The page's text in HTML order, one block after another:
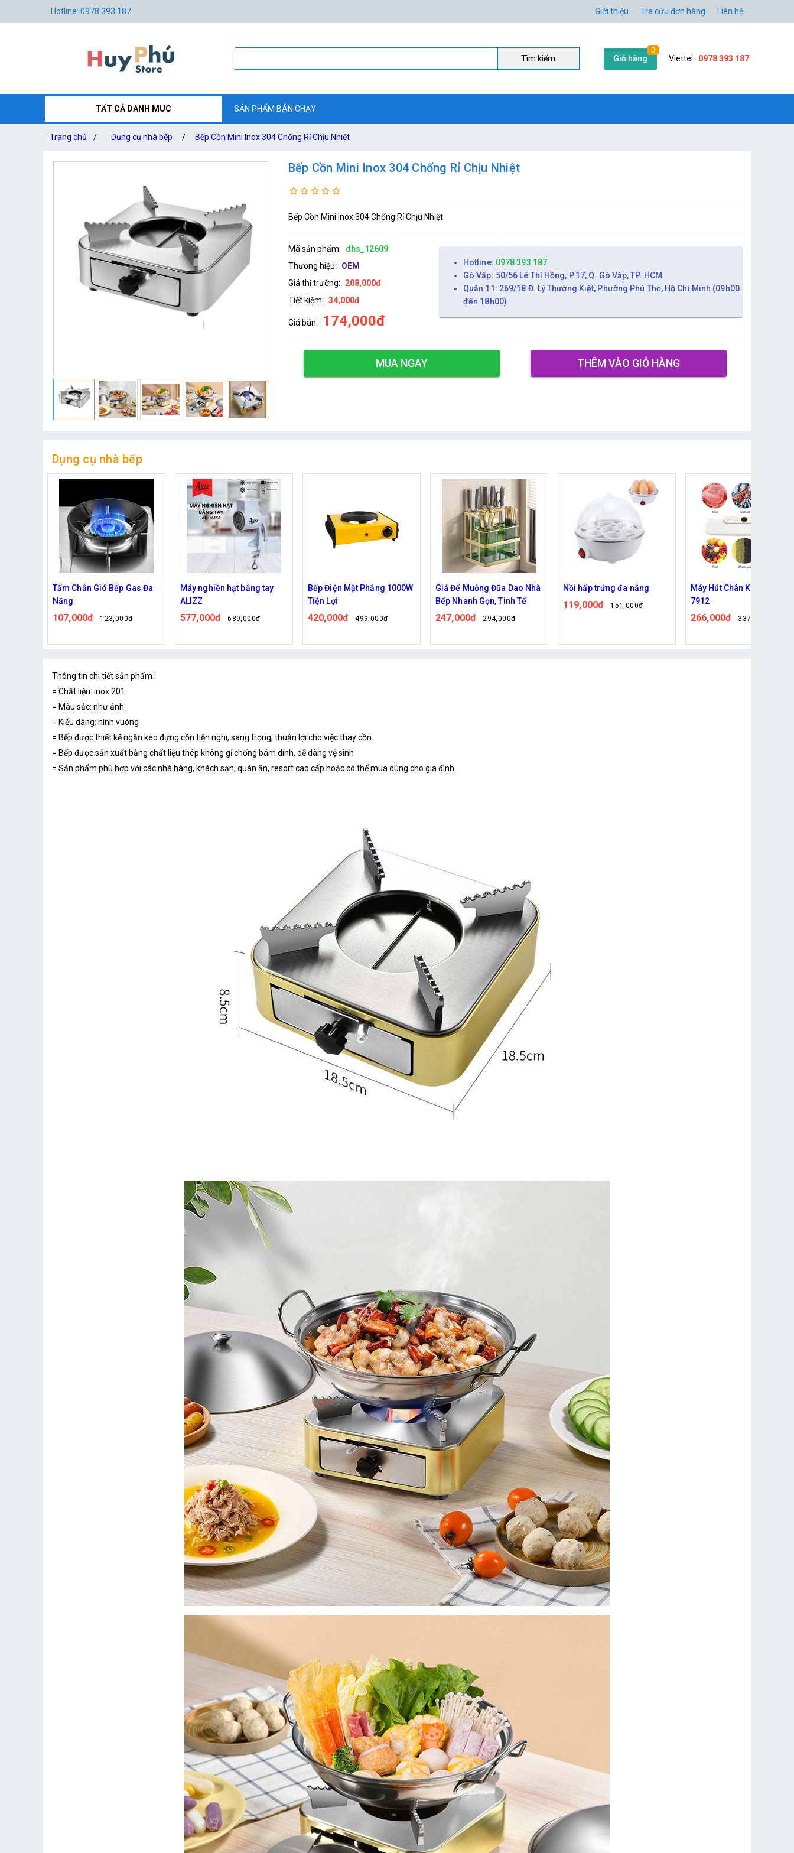
Hotline: 0978 393 187 Giới thiệu Tra cứu đơn hàng Liên hệ
Tìm kiếm Giỏ hàng
0
Viettel : 0978 393 187
TẤT CẢ DANH MUC SẢN PHẨM BÁN CHẠY
Trang chủ / Dụng cụ nhà bếp / Bếp Cồn Mini Inox 304 Chống Rỉ Chịu Nhiệt
Bếp Cồn Mini Inox 304 Chống Rỉ Chịu Nhiệt
Bếp Cồn Mini Inox 304 Chống Rỉ Chịu Nhiệt
Mã sản phẩm:
dhs_12609
Thương hiệu:
OEM
Giá thị trường: 208,000đ
Tiết kiệm: 34,000đ
Giá bán: 174,000đ
Hotline: 0978 393 187
Gò Vấp: 50/56 Lê Thị Hồng, P.17, Q. Gò Vấp, TP. HCM
Quận 11: 269/18 Đ. Lý Thường Kiệt, Phường Phú Thọ, Hồ Chí Minh (09h00
đến 18h00)
MUA NGAY THÊM VÀO GIỎ HÀNG
Dụng cụ nhà bếp
Máy nghiền hạt bằng tay
ALIZZ
577,000đ 689,000đ
Bếp Điện Mặt Phẳng 1000W
Tiện Lợi
420,000đ 499,000đ
Giá Để Muỗng Đũa Dao Nhà
Bếp Nhanh Gọn, Tinh Tế
247,000đ 294,000đ
Nồi hấp trứng đa năng
119,000đ 151,000đ
Máy Hút Chân Không FK-
7912
Máy Pha Cà Phê Nhỏ Giọt
Tự Động ALIZZ AL-13992
502,000đ 619,000đ
Thông tin chi tiết sản phẩm :
= Chất liệu: inox 201
= Màu sắc: như ảnh.
= Kiểu dáng: hình vuông
= Bếp được thiết kế ngăn kéo đựng cồn tiện nghi, sang trọng, thuận lợi cho việc thay cồn.
= Bếp được sản xuất bằng chất liệu thép không gỉ chống bám dính, dễ dàng vệ sinh
= Sản phẩm phù hợp với các nhà hàng, khách sạn, quán ăn, resort cao cấp hoặc có thể mua dùng cho gia đình.